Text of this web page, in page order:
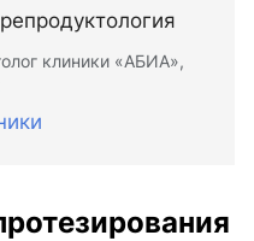
клиники «АБИА»,